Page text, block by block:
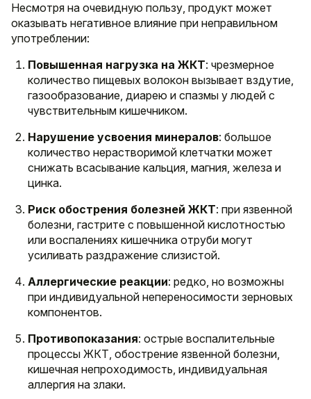
Несмотря на очевидную пользу, продукт может
оказывать негативное влияние при неправильном
употреблении:
Повышенная нагрузка на ЖКТ: чрезмерное
количество пищевых волокон вызывает вздутие,
газообразование, диарею и спазмы у людей с
чувствительным кишечником.
Нарушение усвоения минералов: большое
количество нерастворимой клетчатки может
снижать всасывание кальция, магния, железа и
цинка.
Риск обострения болезней ЖКТ: при язвенной
болезни, гастрите с повышенной кислотностью
или воспалениях кишечника отруби могут
усиливать раздражение слизистой.
Аллергические реакции: редко, но возможны
при индивидуальной непереносимости зерновых
компонентов.
Противопоказания: острые воспалительные
процессы ЖКТ, обострение язвенной болезни,
кишечная непроходимость, индивидуальная
аллергия на злаки.